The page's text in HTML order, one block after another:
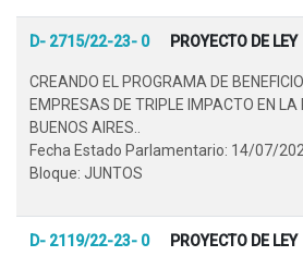
D- 2715/22-23- 0 PROYECTO DE LEY
CREANDO EL PROGRAMA DE
EMPRESAS DE TRIPLE IMPACTO EN LA
BUENOS AIRES..
Fecha Estado Parlamentario: 14/07/
Bloque: JUNTOS
D- 2119/22-23- 0 PROYECTO DE LEY